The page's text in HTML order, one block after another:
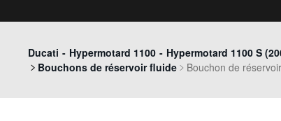
Ducati - Hypermotard 1100 - Hypermotard 1100 S
Bouchons de réservoir fluide
Bouchon de